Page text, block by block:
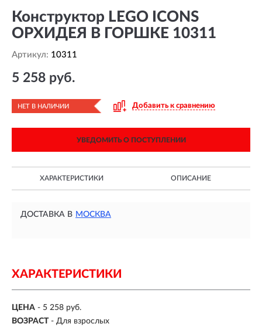
Конструктор LEGO ICONS
ОРХИДЕЯ В ГОРШКЕ 10311
Артикул: 10311
5 258 руб.
НЕТ В НАЛИЧИИ Добавить к сравнению
УВЕДОМИТЬ О ПОСТУПЛЕНИИ
ХАРАКТЕРИСТИКИ ОПИСАНИЕ
ДОСТАВКА В МОСКВА
ХАРАКТЕРИСТИКИ
ЦЕНА - 5 258 руб.
ВОЗРАСТ - Для взрослых